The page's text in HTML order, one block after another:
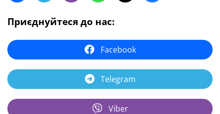
Приєднуйтеся до нас:
Facebook
Telegram
Viber